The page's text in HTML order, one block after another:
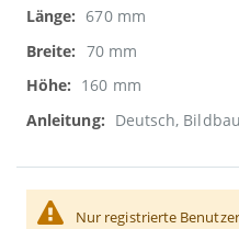
670 mm
70 mm
160 mm
Deutsch,
Nur registrierte